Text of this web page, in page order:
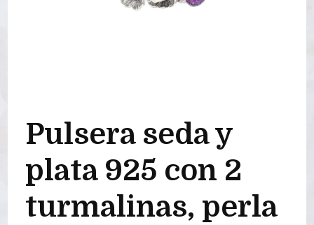
Pulsera seda y
plata 925 con 2
turmalinas, perla